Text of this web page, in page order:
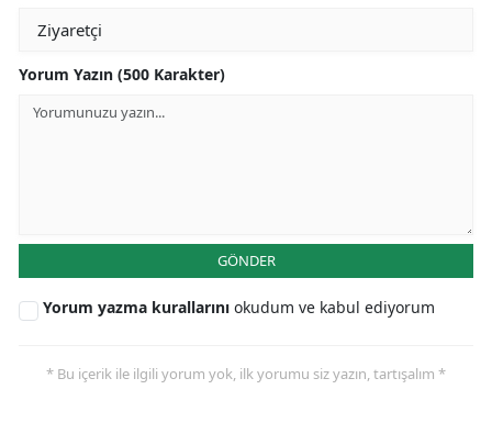
Yorum Yazın (500 Karakter)
GÖNDER
Yorum yazma kurallarını okudum ve kabul ediyorum
* Bu içerik ile ilgili yorum yok, ilk yorumu siz yazın, tartışalım *